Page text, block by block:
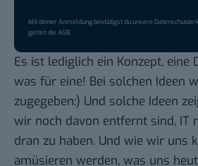
Mit deiner Anmeldung bestätigst du unsere
gelten dieAGB.
Es ist lediglich ein Konzept, eine
was für eine! Bei solchen Ideen
zugegeben:) Und solche Ideen
wir noch davon entfernt sind, IT
dran zu haben. Und wie wir uns
amüsieren werden, was uns